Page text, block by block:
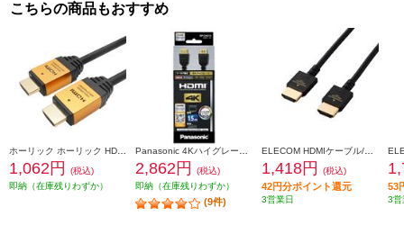
こちらの商品もおすすめ
1,062円
(税込)
即納（在庫残りわずか）
2,862円
(税込)
即納（在庫残りわずか）
(9件)
1,418円 (税込)
42円分ポイント還元
3営業日
53
3営